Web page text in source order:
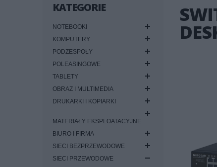
KATEGORIE
NOTEBOOKI
KOMPUTERY
PODZESPOŁY
POLEASINGOWE
TABLETY
OBRAZ I MULTIMEDIA
DRUKARKI I KOPIARKI
MATERIAŁY EKSPLOATACYJNE
BIURO I FIRMA
SIECI BEZPRZEWODOWE
SIECI PRZEWODOWE